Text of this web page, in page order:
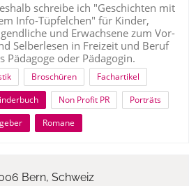
schreibe ich "Geschichten mit
Info-Tüpfelchen" für Kinder,
und Erwachsene zum Vor-
Selberlesen in Freizeit und Beruf
Pädagoge oder Pädagogin.
Broschüren
Fachartikel
Non Profit PR
Porträts
Romane
Bern, Schweiz